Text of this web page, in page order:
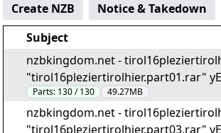
Create NZB
Notice & Takedown
Subject
nzbkingdom.net -
"tirol16pleziertirolhier.part01.rar"
Parts: 130 / 130 49.27MB
nzbkingdom.net -
"tirol16pleziertirolhier.part03.rar"